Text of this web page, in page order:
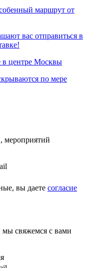
маршрут от
вас отправиться в
в центре Москвы
по мере
мероприятий
вы даете согласие
мы свяжемся с вами